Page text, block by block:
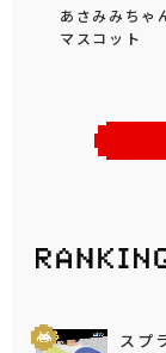
あさみみち
マスコット
スプ